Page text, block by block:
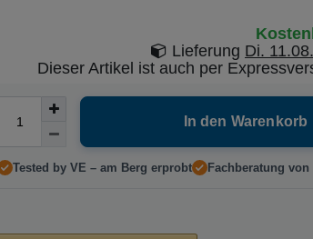
Lieferung Di.
Dieser Artikel ist auch per
In den Warenkorb
Tested by VE – am Berg erprobt Fachberatung